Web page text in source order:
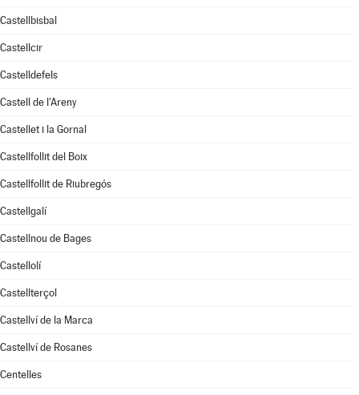
Castellbisbal
Castellcir
Castelldefels
Castell de l'Areny
Castellet i la Gornal
Castellfollit del Boix
Castellfollit de Riubregós
Castellgalí
Castellnou de Bages
Castellolí
Castellterçol
Castellví de la Marca
Castellví de Rosanes
Centelles